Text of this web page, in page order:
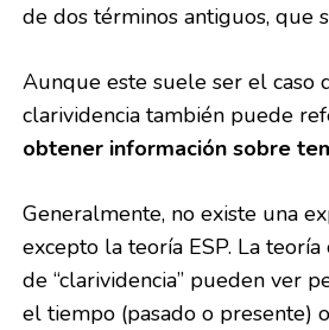
de dos términos antiguos, que
Aunque este suele ser el caso
clarividencia también puede
obtener información sobre
Generalmente, no existe una
excepto la teoría ESP. La
de “clarividencia” pueden ver
el tiempo (pasado o presente)